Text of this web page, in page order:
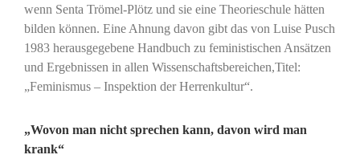
wenn Senta Trömel-Plötz und sie eine Theorieschule hätten
bilden können. Eine Ahnung davon gibt das von Luise Pusch
1983 herausgegebene Handbuch zu feministischen Ansätzen
und Ergebnissen in allen Wissenschaftsbereichen,Titel:
„Feminismus – Inspektion der Herrenkultur“.
„Wovon man nicht sprechen kann, davon wird man
krank“